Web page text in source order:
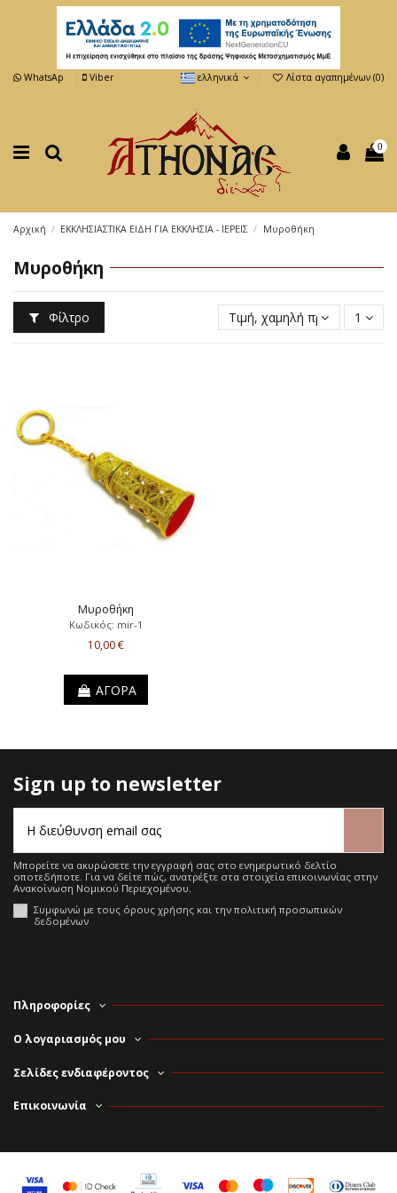
WhatsAp Viber ελληνικά Λίστα αγαπημένων (0)
0
Αρχική ΕΚΚΛΗΣΙΑΣΤΙΚΑ ΕΙΔΗ ΓΙΑ ΕΚΚΛΗΣΙΑ - ΙΕΡΕΙΣ Μυροθήκη
Μυροθήκη
Φίλτρο Τιμή, χαμηλή προς υψηλή
1
Μυροθήκη
Κωδικός: mir-1
10,00 €
ΑΓΟΡΑ
Sign up to newsletter
Μπορείτε να ακυρώσετε την εγγραφή σας στο ενημερωτικό δελτίο
οποτεδήποτε. Για να δείτε πώς, ανατρέξτε στα στοιχεία επικοινωνίας στην
Ανακοίνωση Νομικού Περιεχομένου.
Συμφωνώ με τους όρους χρήσης και την πολιτική προσωπικών
δεδομένων
Πληροφορίες
Ο λογαριασμός μου
Σελίδες ενδιαφέροντος
Επικοινωνία